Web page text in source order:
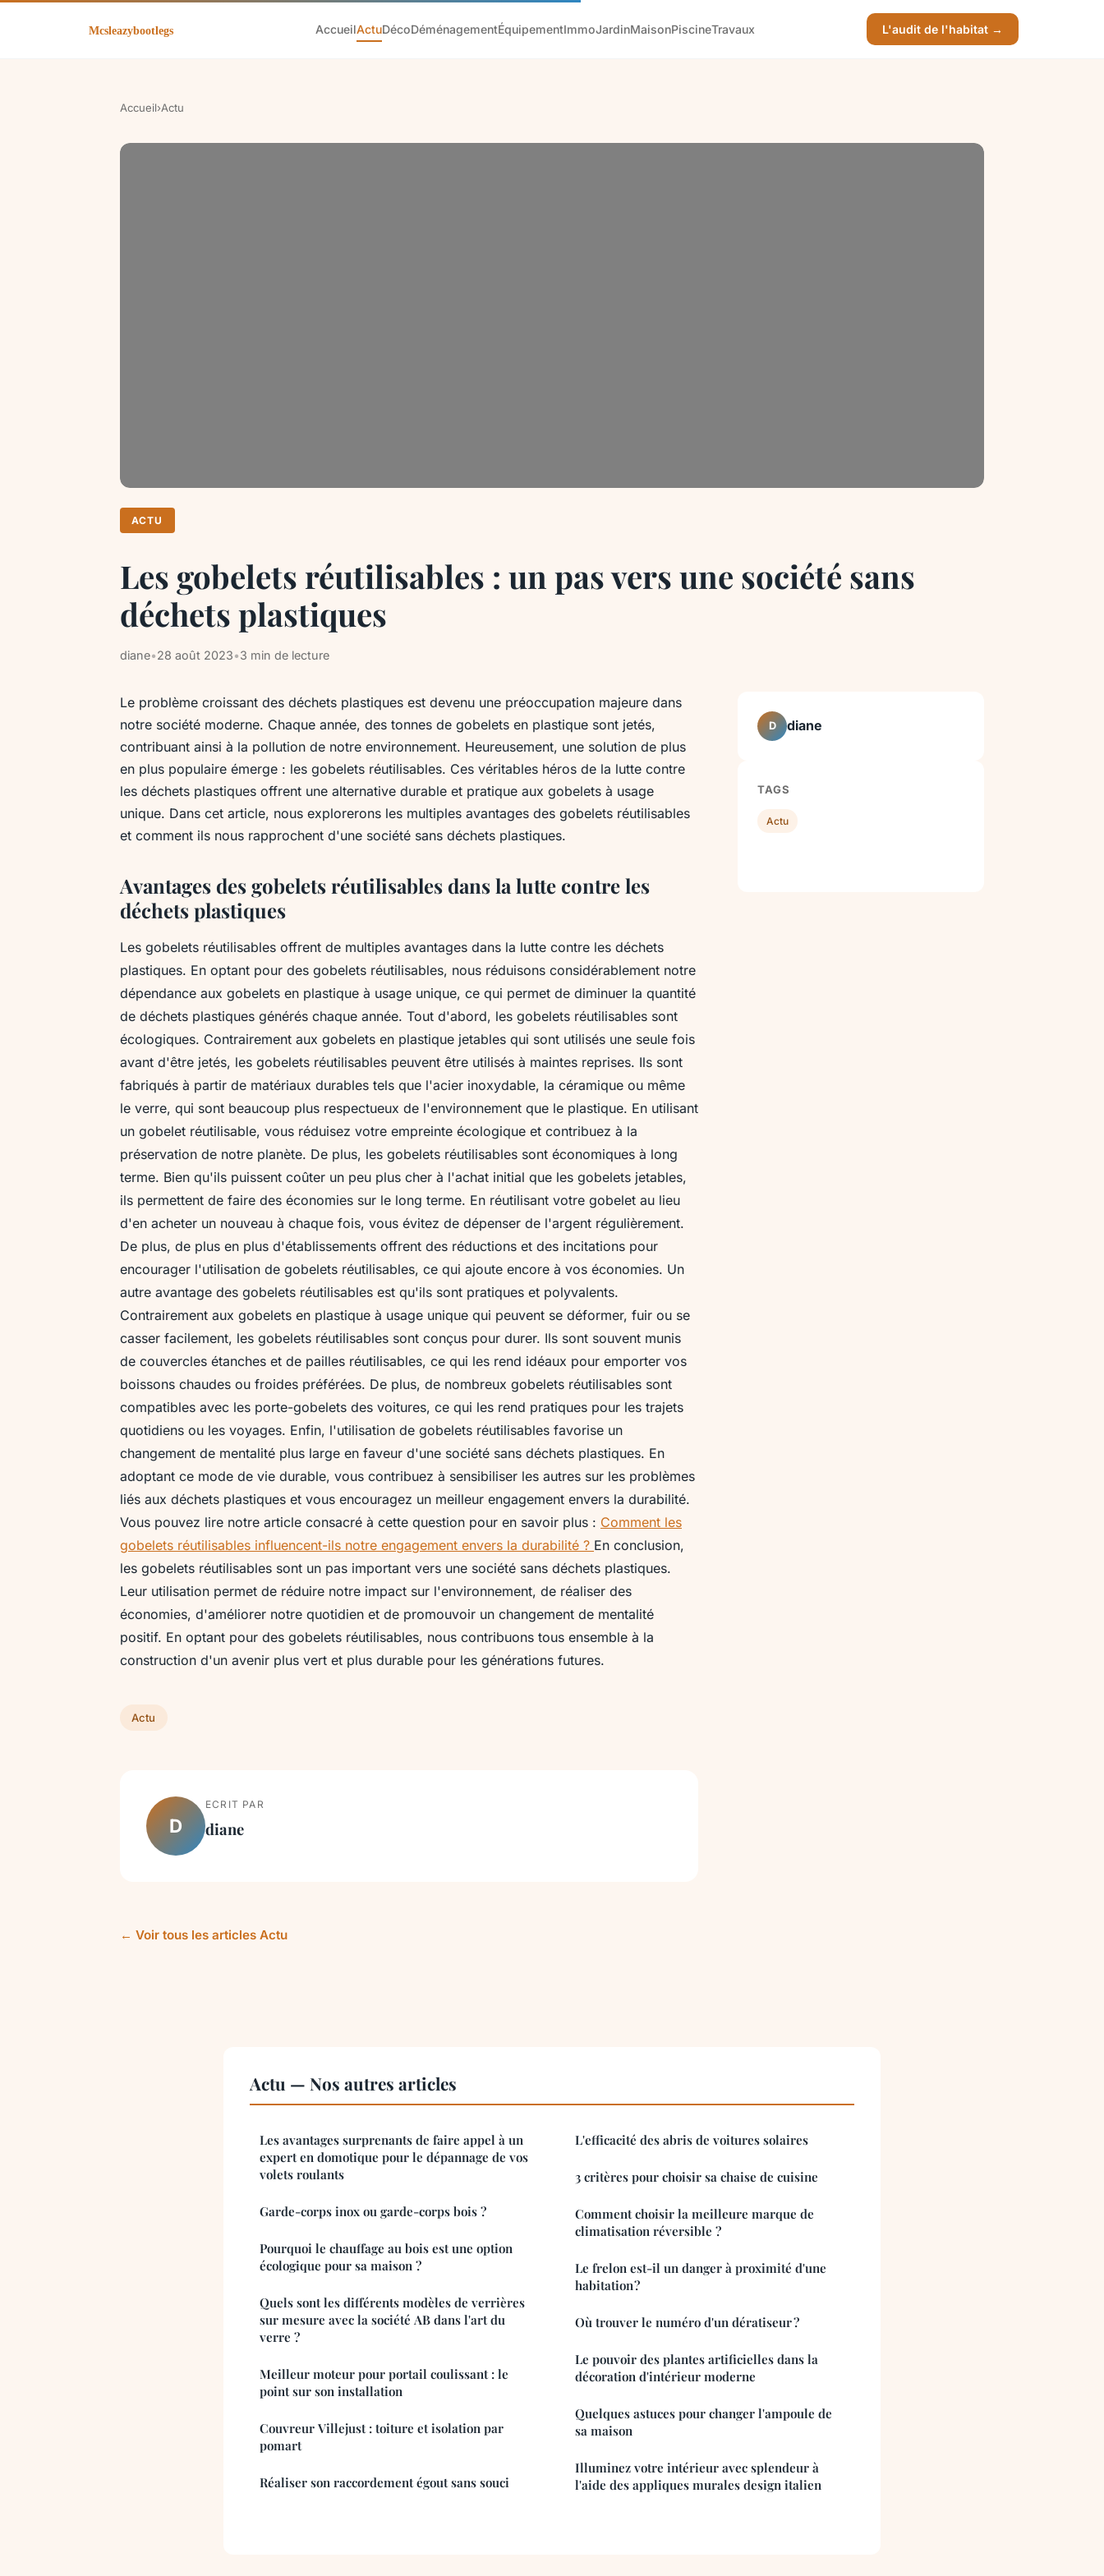
AccueilActuDécoDéménagementÉquipementImmoJardinMaisonPiscineTravaux L'audit de l'habitat →
Accueil›Actu
ACTU
Les gobelets réutilisables : un pas vers une société sans
déchets plastiques
diane•28 août 2023•3 min de lecture
Le problème croissant des déchets plastiques est devenu une préoccupation majeure dans
notre société moderne. Chaque année, des tonnes de gobelets en plastique sont jetés,
contribuant ainsi à la pollution de notre environnement. Heureusement, une solution de plus
en plus populaire émerge : les gobelets réutilisables. Ces véritables héros de la lutte contre
les déchets plastiques offrent une alternative durable et pratique aux gobelets à usage
unique. Dans cet article, nous explorerons les multiples avantages des gobelets réutilisables
et comment ils nous rapprochent d'une société sans déchets plastiques.
Avantages des gobelets réutilisables dans la lutte contre les
déchets plastiques
Les gobelets réutilisables offrent de multiples avantages dans la lutte contre les déchets
plastiques. En optant pour des gobelets réutilisables, nous réduisons considérablement notre
dépendance aux gobelets en plastique à usage unique, ce qui permet de diminuer la quantité
de déchets plastiques générés chaque année. Tout d'abord, les gobelets réutilisables sont
écologiques. Contrairement aux gobelets en plastique jetables qui sont utilisés une seule fois
avant d'être jetés, les gobelets réutilisables peuvent être utilisés à maintes reprises. Ils sont
fabriqués à partir de matériaux durables tels que l'acier inoxydable, la céramique ou même
le verre, qui sont beaucoup plus respectueux de l'environnement que le plastique. En utilisant
un gobelet réutilisable, vous réduisez votre empreinte écologique et contribuez à la
préservation de notre planète. De plus, les gobelets réutilisables sont économiques à long
terme. Bien qu'ils puissent coûter un peu plus cher à l'achat initial que les gobelets jetables,
ils permettent de faire des économies sur le long terme. En réutilisant votre gobelet au lieu
d'en acheter un nouveau à chaque fois, vous évitez de dépenser de l'argent régulièrement.
De plus, de plus en plus d'établissements offrent des réductions et des incitations pour
encourager l'utilisation de gobelets réutilisables, ce qui ajoute encore à vos économies. Un
autre avantage des gobelets réutilisables est qu'ils sont pratiques et polyvalents.
Contrairement aux gobelets en plastique à usage unique qui peuvent se déformer, fuir ou se
casser facilement, les gobelets réutilisables sont conçus pour durer. Ils sont souvent munis
de couvercles étanches et de pailles réutilisables, ce qui les rend idéaux pour emporter vos
boissons chaudes ou froides préférées. De plus, de nombreux gobelets réutilisables sont
compatibles avec les porte-gobelets des voitures, ce qui les rend pratiques pour les trajets
quotidiens ou les voyages. Enfin, l'utilisation de gobelets réutilisables favorise un
changement de mentalité plus large en faveur d'une société sans déchets plastiques. En
adoptant ce mode de vie durable, vous contribuez à sensibiliser les autres sur les problèmes
liés aux déchets plastiques et vous encouragez un meilleur engagement envers la durabilité.
Vous pouvez lire notre article consacré à cette question pour en savoir plus : Comment les
gobelets réutilisables influencent-ils notre engagement envers la durabilité ? En conclusion,
les gobelets réutilisables sont un pas important vers une société sans déchets plastiques.
Leur utilisation permet de réduire notre impact sur l'environnement, de réaliser des
économies, d'améliorer notre quotidien et de promouvoir un changement de mentalité
positif. En optant pour des gobelets réutilisables, nous contribuons tous ensemble à la
construction d'un avenir plus vert et plus durable pour les générations futures.
Actu
D
ECRIT PAR
diane
← Voir tous les articles Actu
D diane
TAGS
Actu
Actu — Nos autres articles
Les avantages surprenants de faire appel à un
expert en domotique pour le dépannage de vos
volets roulants
Garde-corps inox ou garde-corps bois ?
Pourquoi le chauffage au bois est une option
écologique pour sa maison ?
Quels sont les différents modèles de verrières
sur mesure avec la société AB dans l'art du
verre ?
Meilleur moteur pour portail coulissant : le
point sur son installation
Couvreur Villejust : toiture et isolation par
pomart
Réaliser son raccordement égout sans souci
L'efficacité des abris de voitures solaires
3 critères pour choisir sa chaise de cuisine
Comment choisir la meilleure marque de
climatisation réversible ?
Le frelon est-il un danger à proximité d'une
habitation ?
Où trouver le numéro d'un dératiseur ?
Le pouvoir des plantes artificielles dans la
décoration d'intérieur moderne
Quelques astuces pour changer l'ampoule de
sa maison
Illuminez votre intérieur avec splendeur à
l'aide des appliques murales design italien